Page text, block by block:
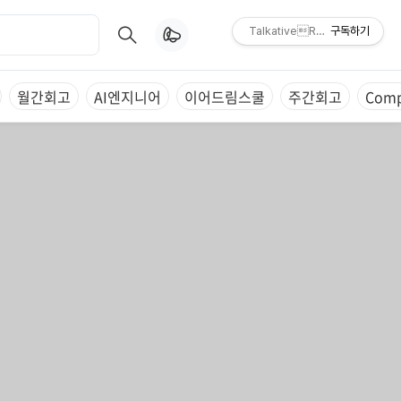
월간회고 AI엔지니어 이어드림스쿨 주간회고
TalkativeResearch
구독하기